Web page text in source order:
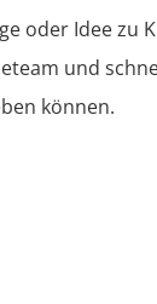
oder Idee
und
können.